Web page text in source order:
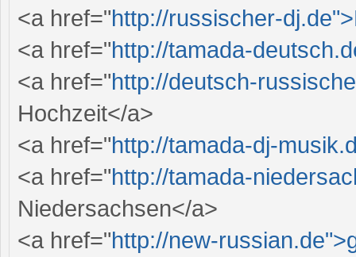
<a href="http://russischer-
<a href="http://tamada-
<a href="http://deutsch-
Hochzeit</a>
<a href="http://tamada-dj-
<a href="http://tamada-
Niedersachsen</a>
<a href="http://new-